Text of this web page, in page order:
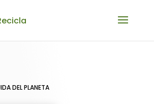
DEL PLANETA